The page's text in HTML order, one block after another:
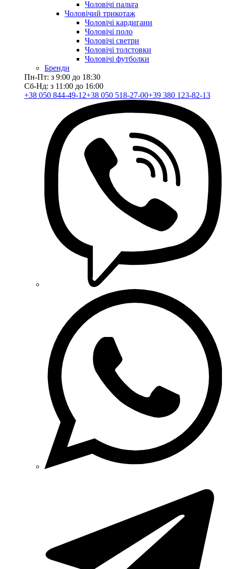
Чоловічі пальта
Чоловічий трикотаж
Чоловічі кардигани
Чоловічі поло
Чоловічі светри
Чоловічі толстовки
Чоловічі футболки
Бренди
Пн-Пт: з 9:00 до 18:30
Сб-Нд: з 11:00 до 16:00
+38 050 844-49-12+38 050 518-27-00+39 380 123-82-13